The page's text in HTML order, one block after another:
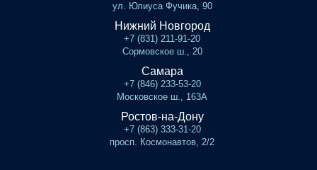
ул. Юлиуса Фучика, 90
Нижний Новгород
+7 (831) 211-91-20
Сормовское ш., 20
Самара
+7 (846) 233-53-20
Московское ш., 163А
Ростов-на-Дону
+7 (863) 333-31-20
просп. Космонавтов, 2/2